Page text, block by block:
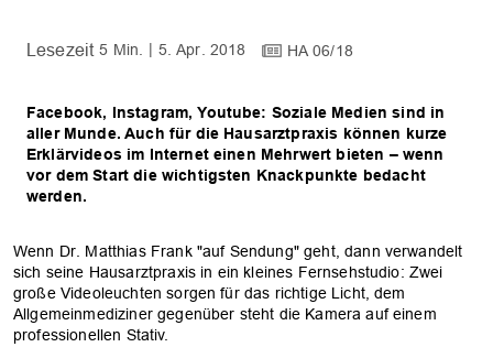
5 Min. 5. Apr. 2018 HA 06/18
Facebook, Instagram, Youtube: Soziale Medien sind in
aller Munde. Auch für die Hausarztpraxis können kurze
Erklärvideos im Internet einen Mehrwert bieten – wenn
vor dem Start die wichtigsten Knackpunkte bedacht
werden.
Wenn Dr. Matthias Frank "auf Sendung" geht, dann verwandelt
sich seine Hausarztpraxis in ein kleines Fernsehstudio: Zwei
große Videoleuchten sorgen für das richtige Licht, dem
Allgemeinmediziner gegenüber steht die Kamera auf einem
professionellen Stativ.